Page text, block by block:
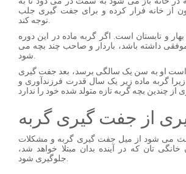
از خانه فرار کرده و برای جفت گیری جلب
و تابستان است. اگر گربه ماده در این دوره
داشته باشد، باردار و صاحب چند بچه می
است او به سن یک سالگی برسد، بعد جفت گیری
گربه ماده زیر یک سال قدرت فرزندآوری و
از جفت گیری گربه
می شود از میل جفت گیری گربه و مشکلات
خانگی تان که در آینده بدان مبتلا خواهد شد،